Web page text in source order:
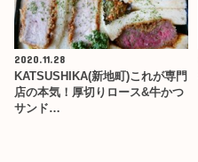
2020.11.28
KATSUSHIKA(新地町)これが専門
店の本気！厚切りロース&牛かつ
サンド…